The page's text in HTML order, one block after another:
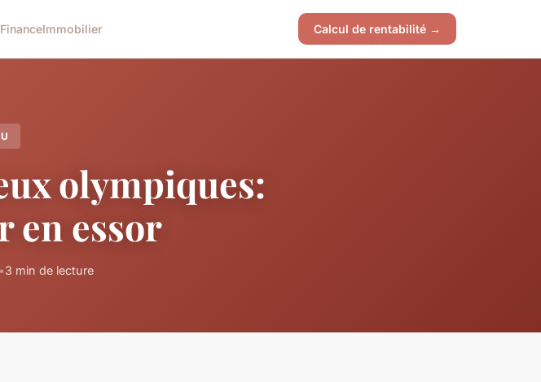
FinanceImmobilier Calcul de rentabilité →
olympiques:
en essor
•3 min de lecture